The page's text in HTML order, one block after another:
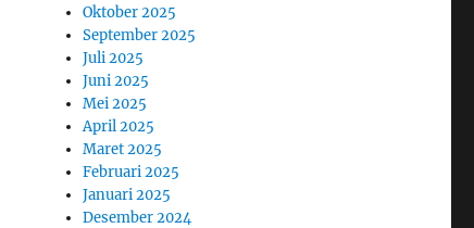
Oktober 2025
September 2025
Juli 2025
Juni 2025
Mei 2025
April 2025
Maret 2025
Februari 2025
Januari 2025
Desember 2024